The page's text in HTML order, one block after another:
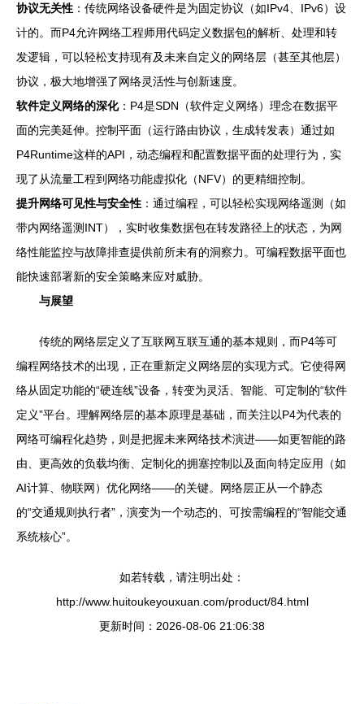
协议无关性 ：传统网络设备硬件是为固定协议（如IPv4、IPv6）设
计的。而P4允许网络工程师用代码定义数据包的解析、处理和转
发逻辑，可以轻松支持现有及未来自定义的网络层（甚至其他层）
协议，极大地增强了网络灵活性与创新速度。
软件定义网络的深化：P4是SDN（软件定义网络）理念在数据平
面的完美延伸。控制平面（运行路由协议，生成转发表）通过如
P4Runtime这样的API，动态编程和配置数据平面的处理行为，实
现了从流量工程到网络功能虚拟化（NFV）的更精细控制。
提升网络可见性与安全性 ：通过编程，可以轻松实现网络遥测（如
带内网络遥测INT），实时收集数据包在转发路径上的状态，为网
络性能监控与故障排查提供前所未有的洞察力。可编程数据平面也
能快速部署新的安全策略来应对威胁。
与展望
传统的网络层定义了互联网互联互通的基本规则，而P4等可
编程网络技术的出现，正在重新定义网络层的实现方式。它使得网
络从固定功能的“硬连线”设备，转变为灵活、智能、可定制的“软件
定义”平台。理解网络层的基本原理是基础，而关注以P4为代表的
网络可编程化趋势，则是把握未来网络技术演进——如更智能的路
由、更高效的负载均衡、定制化的拥塞控制以及面向特定应用（如
AI计算、物联网）优化网络——的关键。网络层正从一个静态
的“交通规则执行者”，演变为一个动态的、可按需编程的“智能交通
系统核心”。
如若转载，请注明出处：
http://www.huitoukeyouxuan.com/product/84.html
更新时间：2026-08-06 21:06:38